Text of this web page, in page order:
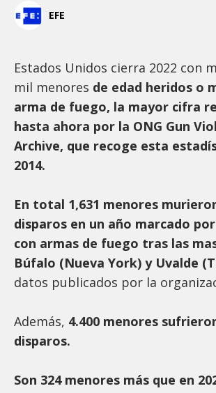
EFE
Estados Unidos cierra 2022 con
mil menores de edad heridos o
arma de fuego, la mayor cifra
hasta ahora por la ONG Gun
Archive, que recoge esta
2014.
En total 1,631 menores
disparos en un año marcado
con armas de fuego tras las
Búfalo (Nueva York) y Uvalde
datos publicados por la
Además, 4.400 menores
disparos.
Son 324 menores más que en